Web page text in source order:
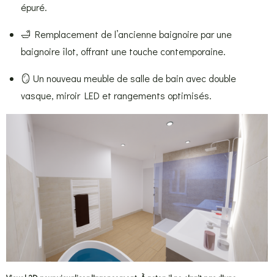
épuré.
🛁 Remplacement de l’ancienne baignoire par une
baignoire îlot, offrant une touche contemporaine.
🪞 Un nouveau meuble de salle de bain avec double
vasque, miroir LED et rangements optimisés.